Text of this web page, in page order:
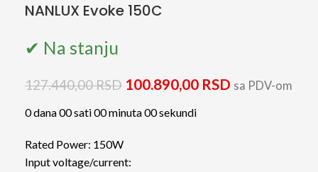
NANLUX Evoke 150C
✔ Na stanju
127.440,00RSD 100.890,00 RSD sa PDV-om
0dana00sati00minuta00sekundi
Rated Power: 150W
Input voltage/current: